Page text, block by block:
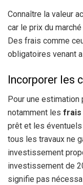
Connaître la valeur
car le prix du
Des frais comme
obligatoires venant
Incorporer les
Pour une
notamment les frais
prêt et les
tous les travaux ne
investissement
investissement de
signifie pas